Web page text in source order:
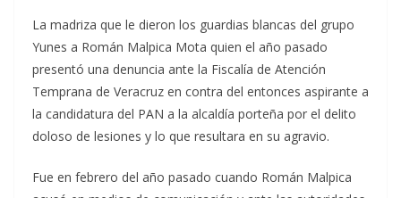
La madriza que le dieron los guardias blancas del grupo
Yunes a Román Malpica Mota quien el año pasado
presentó una denuncia ante la Fiscalía de Atención
Temprana de Veracruz en contra del entonces aspirante a
la candidatura del PAN a la alcaldía porteña por el delito
doloso de lesiones y lo que resultara en su agravio.
Fue en febrero del año pasado cuando Román Malpica